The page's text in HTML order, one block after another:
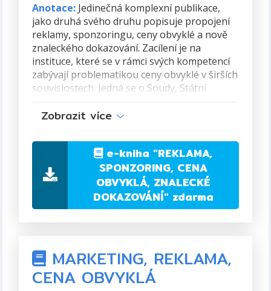
Anotace:Jedinečná komplexní publikace,
jako druhá svého druhu popisuje propojení
reklamy, sponzoringu, ceny obvyklé a nově
znaleckého dokazování. Zacílení je na
instituce, které se v rámci svých kompetencí
zabývají problematikou ceny obvyklé v širších
souvislostech. Jedná se o Soudy, Státní
správu. Text najde uplatnění současně
veřejnosti. Autor prezentuje vlastní
metodologický pohled na výpočet ceny
obvyklé formou Axiomu Éta, doplněný o
koeficienty aktivit, který dokumentuje
na praktických příkladech.
Autor:Dr. Ing. Vítězslav Hálek, MBA, Ph.D.
Formát:PDF, 339 stran
Zobrazit více
e-kniha "REKLAMA,
SPONZORING, CENA
OBVYKLÁ, ZNALECKÉ
DOKAZOVÁNÍ" zdarma
MARKETING, REKLAMA,
CENA OBVYKLÁ